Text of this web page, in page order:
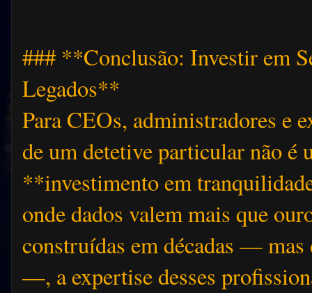
### **Conclusão: Investir em
Legados**
Para CEOs, administradores e
de um detetive particular não é
**investimento em
onde dados valem mais que
construídas em décadas — mas
—, a expertise desses